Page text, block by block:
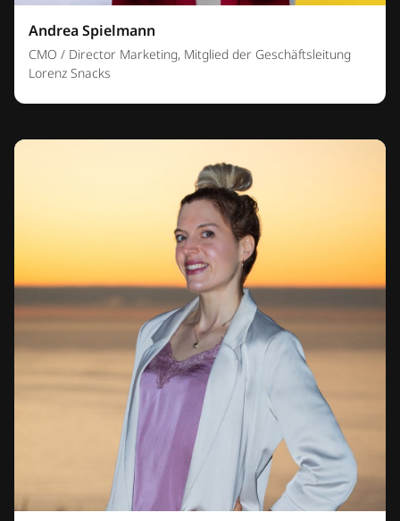
Andrea Spielmann
CMO / Director Marketing, Mitglied der Geschäftsleitung
Lorenz Snacks